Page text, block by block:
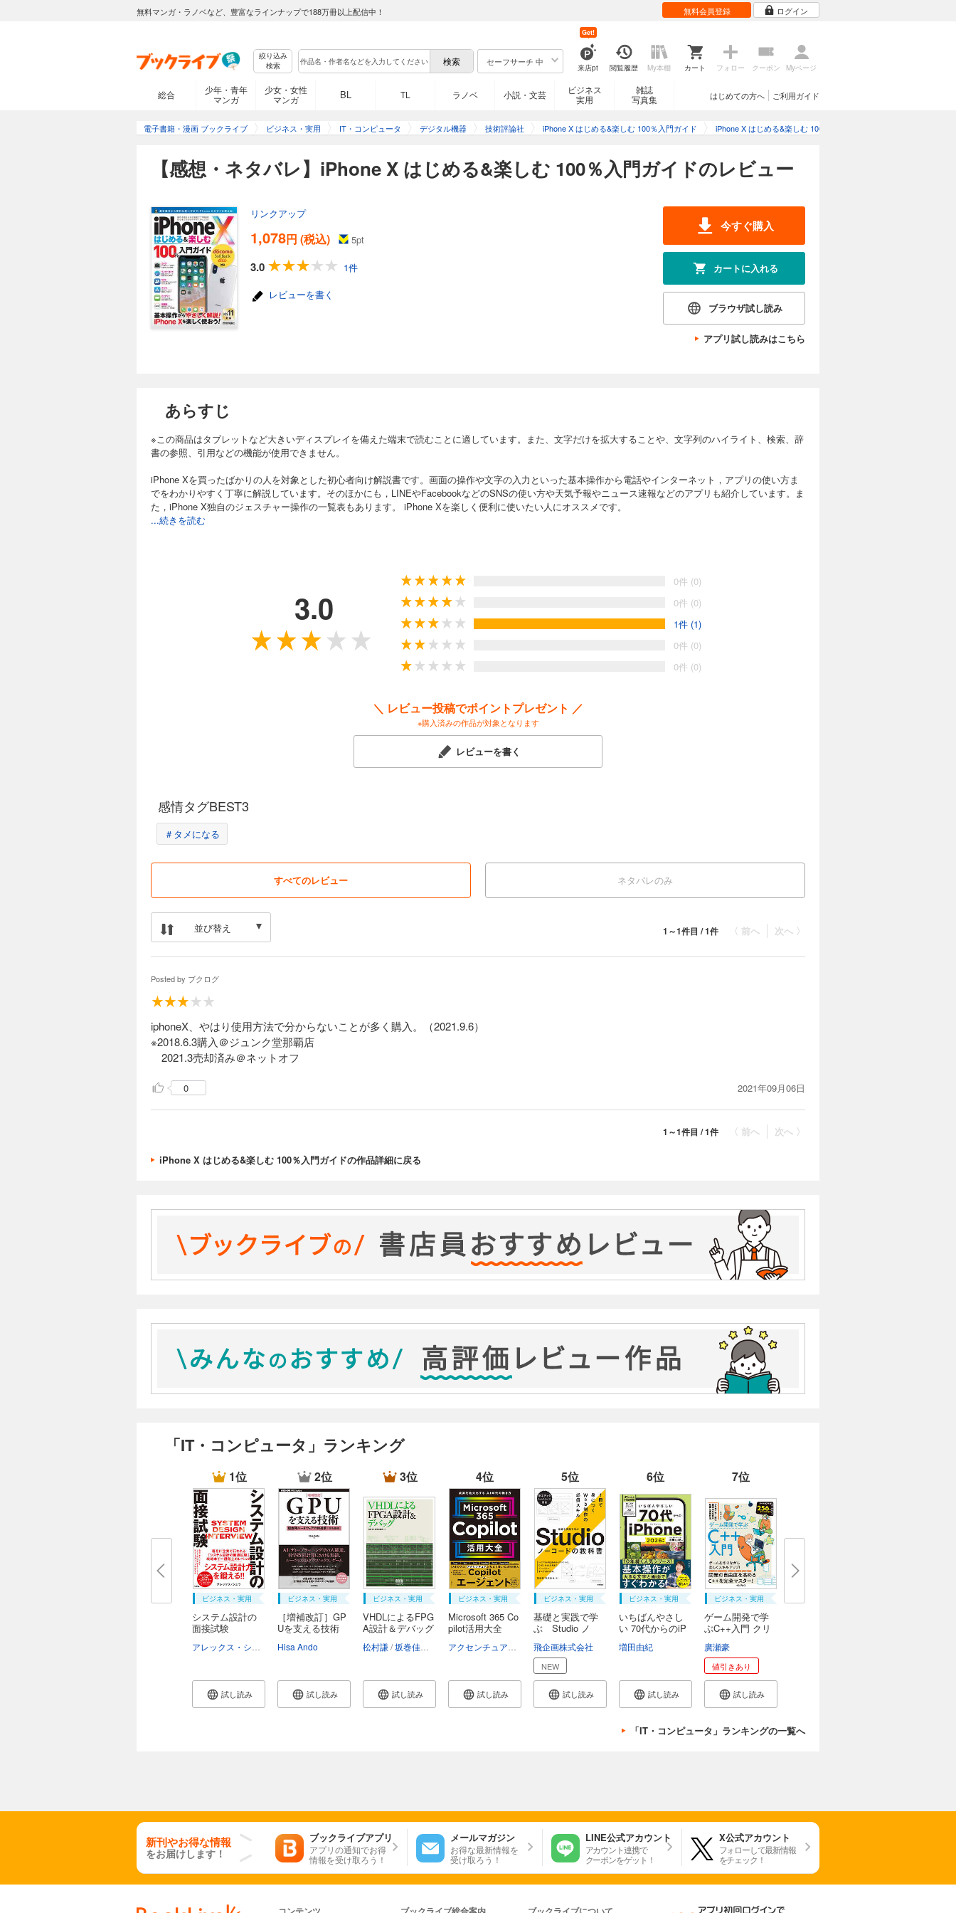
無料マンガ・ラノベなど、豊富なラインナップで188万冊以上配信中！ 無料会員登録 ログイン
絞り込み
検索
セーフサーチ 中
来店pt
Get!
閲覧履歴 My本棚 カート フォロー クーポン Myページ
総合
少年・青年
マンガ
少女・女性
マンガ
BL TL ラノベ 小説・文芸
ビジネス
実用
雑誌
写真集
ご利用ガイド
はじめての方へ
電子書籍・漫画 ブックライブ ビジネス・実用 IT・コンピュータ デジタル機器 技術評論社 iPhone X はじめる&楽しむ 100％入門ガイド iPhone X はじめる&楽しむ 100％入門ガイドのレビュー
【感想・ネタバレ】iPhone X はじめる&楽しむ 100％入門ガイドのレビュー
リンクアップ
1,078円 (税込) 5pt
3.0
1件
レビューを書く
今すぐ購入
カートに入れる
ブラウザ試し読み
アプリ試し読みはこちら
あらすじ
※この商品はタブレットなど大きいディスプレイを備えた端末で読むことに適しています。また、文字だけを拡大することや、文字列のハイライト、検索、辞
書の参照、引用などの機能が使用できません。
iPhone Xを買ったばかりの人を対象とした初心者向け解説書です。画面の操作や文字の入力といった基本操作から電話やインターネット，アプリの使い方ま
でをわかりやすく丁寧に解説しています。そのほかにも，LINEやFacebookなどのSNSの使い方や天気予報やニュース速報などのアプリも紹介しています。ま
た，iPhone X独自のジェスチャー操作の一覧表もあります。 iPhone Xを楽しく便利に使いたい人にオススメです。
...続きを読む
3.0
0件 (0)
0件 (0)
1件 (1)
0件 (0)
0件 (0)
＼ レビュー投稿でポイントプレゼント ／
※購入済みの作品が対象となります
レビューを書く
感情タグBEST3
＃タメになる
すべてのレビュー ネタバレのみ
並び替え 次へ 〉
〈 前へ
1～1件目 / 1件
Posted by ブクログ
iphoneX、やはり使用方法で分からないことが多く購入。（2021.9.6）
※2018.6.3購入＠ジュンク堂那覇店
2021.3売却済み＠ネットオフ
0 2021年09月06日
次へ 〉
〈 前へ
1～1件目 / 1件
iPhone X はじめる&楽しむ 100％入門ガイドの作品詳細に戻る
「IT・コンピュータ」ランキング
1位
ビジネス・実用
システム設計の
面接試験
試し読み
2位
ビジネス・実用
［増補改訂］GP
Uを支える技術
Hisa Ando
試し読み
3位
ビジネス・実用
VHDLによるFPG
A設計＆デバッグ
松村謙 坂巻佳壽美
試し読み
4位
ビジネス・実用
Microsoft 365 Co
pilot活用大全
試し読み
5位
ビジネス・実用
基礎と実践で学
ぶ Studio ノ
飛企画株式会社
NEW
試し読み
6位
ビジネス・実用
いちばんやさし
い 70代からのiP
h...
増田由紀
試し読み
7位
ビジネス・実用
ゲーム開発で学
ぶC++入門 クリ
廣瀬豪
値引きあり
試し読み
「IT・コンピュータ」ランキングの一覧へ
新刊やお得な情報
をお届けします！
ブックライブアプリ
アプリの通知でお得
情報を受け取ろう！
メールマガジン
お得な最新情報を
受け取ろう！
LINE公式アカウント
アカウント連携で
クーポンをゲット！
X公式アカウント
フォローして最新情報
をチェック！